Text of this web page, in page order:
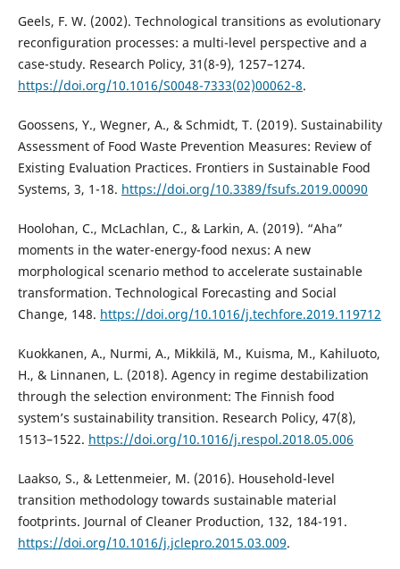
Geels, F. W. (2002). Technological transitions as evolutionary
reconfiguration processes: a multi-level perspective and a
case-study. Research Policy, 31(8-9), 1257–1274.
https://doi.org/10.1016/S0048-7333(02)00062-8.
Goossens, Y., Wegner, A., & Schmidt, T. (2019). Sustainability
Assessment of Food Waste Prevention Measures: Review of
Existing Evaluation Practices. Frontiers in Sustainable Food
Systems, 3, 1-18. https://doi.org/10.3389/fsufs.2019.00090
Hoolohan, C., McLachlan, C., & Larkin, A. (2019). “Aha”
moments in the water-energy-food nexus: A new
morphological scenario method to accelerate sustainable
transformation. Technological Forecasting and Social
Change, 148. https://doi.org/10.1016/j.techfore.2019.119712
Kuokkanen, A., Nurmi, A., Mikkilä, M., Kuisma, M., Kahiluoto,
H., & Linnanen, L. (2018). Agency in regime destabilization
through the selection environment: The Finnish food
system’s sustainability transition. Research Policy, 47(8),
1513–1522. https://doi.org/10.1016/j.respol.2018.05.006
Laakso, S., & Lettenmeier, M. (2016). Household-level
transition methodology towards sustainable material
footprints. Journal of Cleaner Production, 132, 184-191.
https://doi.org/10.1016/j.jclepro.2015.03.009.